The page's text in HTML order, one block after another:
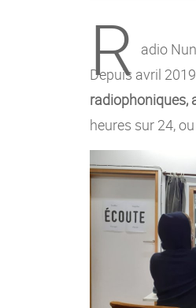
R adio
Depuis avril
radiophoniques,
heures sur 24,